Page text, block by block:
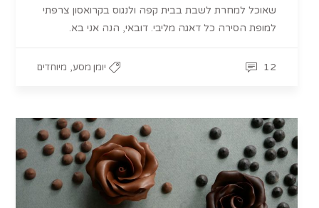
שאוכל למחרת לשבת בבית קפה ולנגוס בקרואסון צרפתי
למופת הסירה כל דאגה מליבי. דובאי, הנה אני בא.
יומן מסע, מיוחדים 12